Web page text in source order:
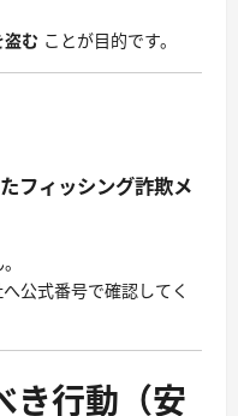
む ことが目的です。
フィッシング詐欺メ
公式番号で確認してく
き行動（安